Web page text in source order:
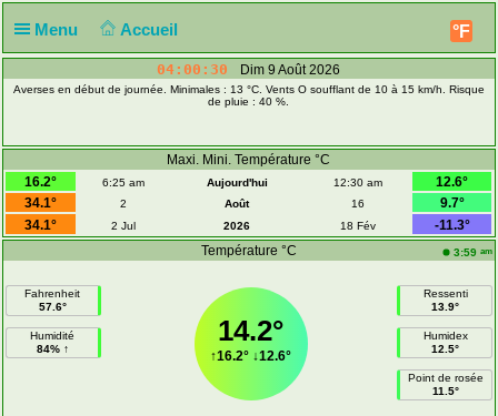
Menu Accueil °F
04:00:30 Dim 9 Août 2026
Averses en début de journée. Minimales : 13 °C. Vents O soufflant de 10 à 15 km/h. Risque
de pluie : 40 %.
Maxi. Mini. Température °C
16.2°
6:25 am Aujourd'hui 12:30 am
12.6°
34.1°
2 Août 16
9.7°
34.1°
2 Jul 2026 18 Fév
-11.3°
Température °C
3:59 am
Fahrenheit
57.6°
Humidité
84% ↑
14.2°
↑16.2° ↓12.6°
Ressenti
13.9°
Humidex
12.5°
Point de rosée
11.5°